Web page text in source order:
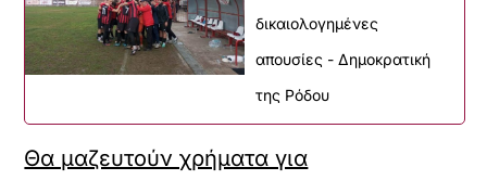
δικαιολογημένες
απουσίες - Δημοκρατική
της Ρόδου
Θα μαζευτούν χρήματα για